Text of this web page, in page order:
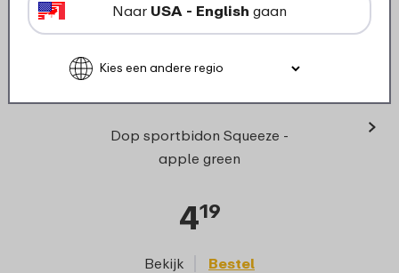
Dop sportbidon Squeeze -
apple green
419
Bekijk Bestel
›
Naar USA - English gaan